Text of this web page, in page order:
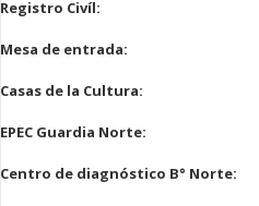
Registro Civíl:
Mesa de entrada:
Casas de la Cultura:
EPEC Guardia Norte:
Centro de diagnóstico B° Norte: